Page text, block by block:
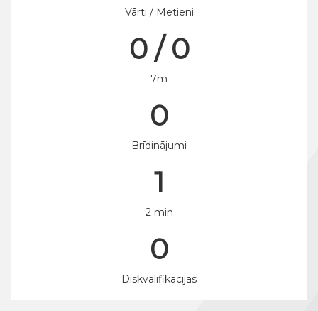
Vārti / Metieni
0 / 0
7m
0
Brīdinājumi
1
2 min
0
Diskvalifikācijas